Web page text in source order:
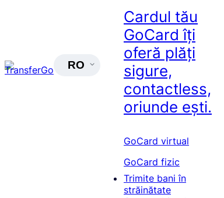
RO
Cardul tău
GoCard îți
oferă plăți
sigure,
contactless,
oriunde ești.
GoCard virtual
GoCard fizic
Trimite bani în
străinătate